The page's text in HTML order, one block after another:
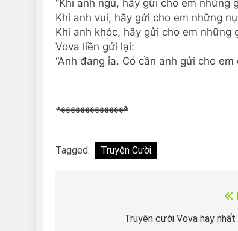
“Khi anh ngủ, hãy gửi cho em những
Khi anh vui, hãy gửi cho em những
Khi anh khóc, hãy gửi cho em những
Vova liền gửi lại:
“Anh đang ỉa. Có cần anh gửi cho em
ههههههههههههههه
Tagged: Truyện Cười
Truyện cười Vova hay nhất